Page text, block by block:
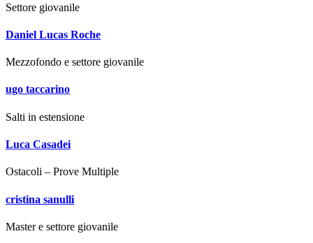
Settore giovanile
Daniel Lucas Roche
Mezzofondo e settore giovanile
ugo taccarino
Salti in estensione
Luca Casadei
Ostacoli – Prove Multiple
cristina sanulli
Master e settore giovanile